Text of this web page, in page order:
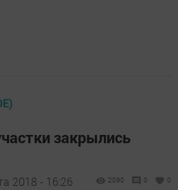
закрылись
2018 - 16:26 2090 0 0